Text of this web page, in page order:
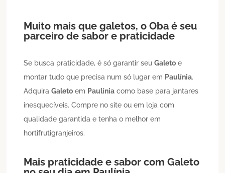
Muito mais que galetos, o Oba é seu
parceiro de sabor e praticidade
Se busca praticidade, é só garantir seuGaleto e
montar tudo que precisa num só lugar em Paulínia.
AdquiraGaleto em Paulínia como base para jantares
inesquecíveis. Compre no site ou em loja com
qualidade garantida e tenha o melhor em
hortifrutigranjeiros.
Mais praticidade e sabor comGaleto